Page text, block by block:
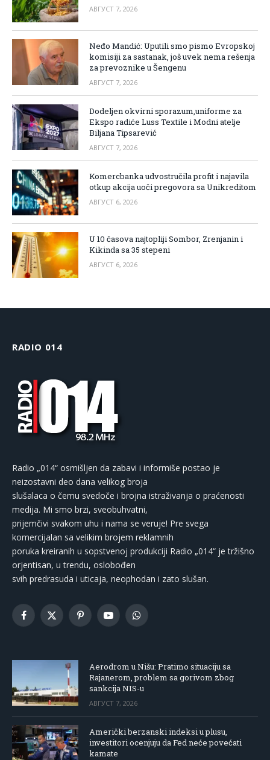
АВГУСТ 7, 2026
Neđo Mandić: Uputili smo pismo Evropskoj
komisiji za sastanak, još uvek nema rešenja
za prevoznike u Šengenu
АВГУСТ 7, 2026
Dodeljen okvirni sporazum,uniforme za
Ekspo radiće Luss Textile i Modni atelje
Biljana Tipsarević
АВГУСТ 7, 2026
Komercbanka udvostručila profit i najavila
otkup akcija uoči pregovora sa Unikreditom
АВГУСТ 6, 2026
U 10 časova najtopliji Sombor, Zrenjanin i
Kikinda sa 35 stepeni
АВГУСТ 6, 2026
RADIO 014
Radio „014“ osmišljen da zabavi i informiše postao je
neizostavni deo dana velikog broja
slušalaca o čemu svedoče i brojna istraživanja o praćenosti
medija. Mi smo brzi, sveobuhvatni,
prijemčivi svakom uhu i nama se veruje! Pre svega
komercijalan sa velikim brojem reklamnih
poruka kreiranih u sopstvenoj produkciji Radio „014“ je tržišno
orjentisan, u trendu, oslobođen
svih predrasuda i uticaja, neophodan i zato slušan.
Facebook
X
PinterestYouTubeWhatsApp
Aerodrom u Nišu: Pratimo situaciju sa
Rajanerom, problem sa gorivom zbog
sankcija NIS-u
АВГУСТ 7, 2026
Američki berzanski indeksi u plusu,
investitori ocenjuju da Fed neće povećati
kamate